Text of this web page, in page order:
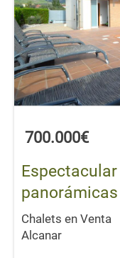
700.000€
Chalets en Venta
Alcanar